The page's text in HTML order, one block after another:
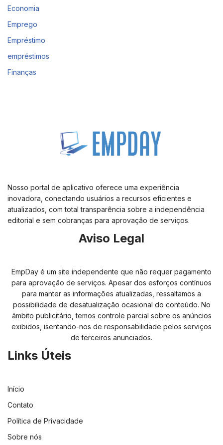
Economia
Emprego
Empréstimo
empréstimos
Finanças
Nosso portal de aplicativo oferece uma experiência
inovadora, conectando usuários a recursos eficientes e
atualizados, com total transparência sobre a independência
editorial e sem cobranças para aprovação de serviços.
Aviso Legal
EmpDay é um site independente que não requer pagamento
para aprovação de serviços. Apesar dos esforços contínuos
para manter as informações atualizadas, ressaltamos a
possibilidade de desatualização ocasional do conteúdo. No
âmbito publicitário, temos controle parcial sobre os anúncios
exibidos, isentando-nos de responsabilidade pelos serviços
de terceiros anunciados.
Links Úteis
Início
Contato
Política de Privacidade
Sobre nós